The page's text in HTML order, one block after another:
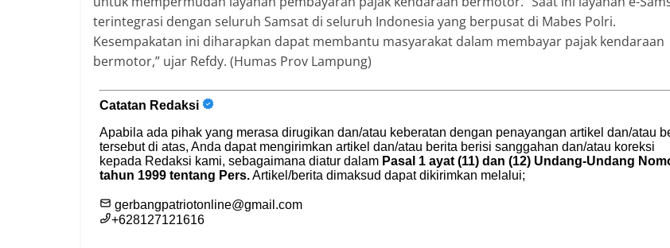
terintegrasi dengan seluruh Samsat di seluruh Indonesia yang berpusat di Mabes Polri.
Kesempakatan ini diharapkan dapat membantu masyarakat dalam membayar pajak kendaraan
bermotor,” ujar Refdy. (Humas Prov Lampung)